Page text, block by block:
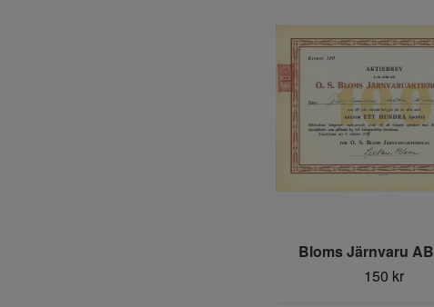
Bloms Järnvaru
150 kr